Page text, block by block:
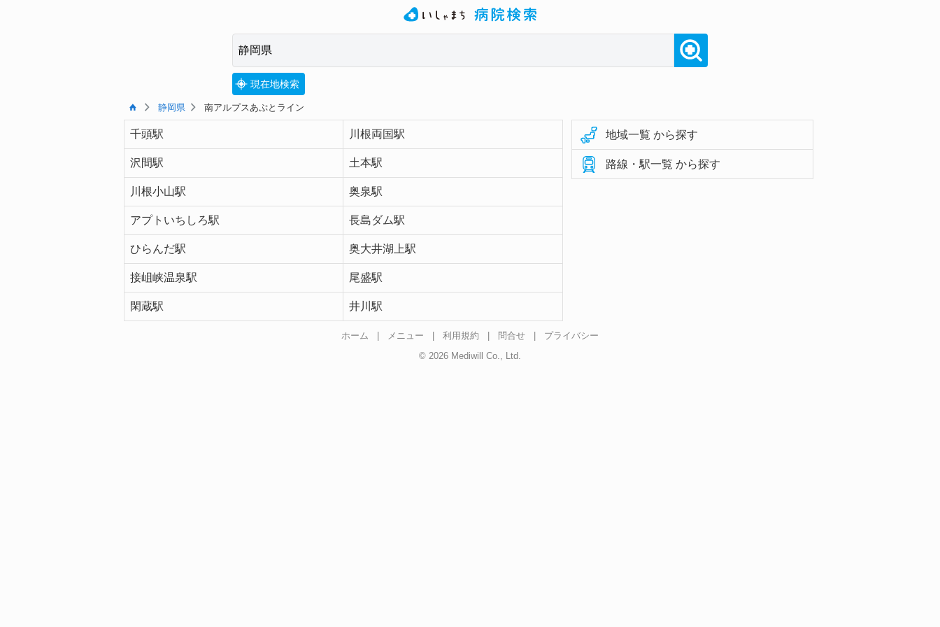
現在地検索
静岡県 南アルプスあぷとライン
千頭駅 川根両国駅
沢間駅 土本駅
川根小山駅 奥泉駅
アプトいちしろ駅 長島ダム駅
ひらんだ駅 奥大井湖上駅
接岨峡温泉駅 尾盛駅
閑蔵駅 井川駅
地域一覧 から探す
路線・駅一覧 から探す
ホーム メニュー 利用規約 問合せ
プライバシー
© 2026 Mediwill Co., Ltd.